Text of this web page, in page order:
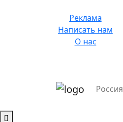
Реклама
Написать нам
О нас
Россия